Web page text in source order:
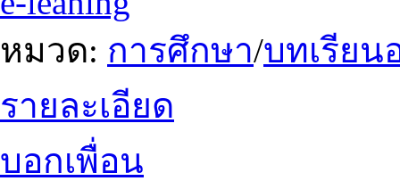
หมวด: การศึกษา/บทเรียน
รายละเอียด
บอกเพื่อน